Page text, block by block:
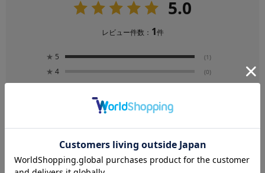
5.0
レビュー件数： 1件
★ 5 (1)
★ 4 (0)
★3
絞り込み 表示：新しい順